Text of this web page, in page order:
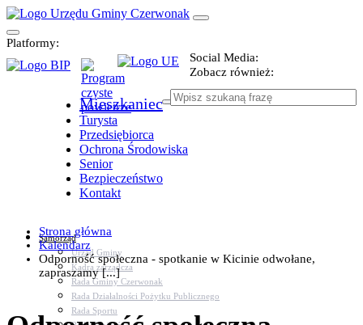
Platformy:
Social Media:
Zobacz również:
Mieszkaniec
Turysta
Przedsiębiorca
Ochrona Środowiska
Senior
Bezpieczeństwo
Kontakt
Samorząd
Urząd Gminy
Kadra zarządcza
Rada Gminy Czerwonak
Rada Działalności Pożytku Publicznego
Rada Sportu
Strona główna
Kalendarz
Odporność społeczna - spotkanie w Kicinie odwołane,
zapraszamy [...]